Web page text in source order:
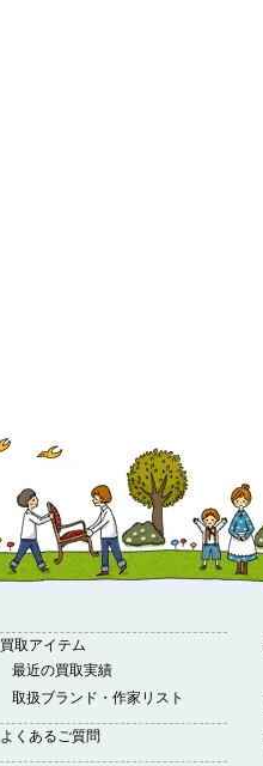
買取アイテム
最近の買取実績
取扱ブランド・作家リスト
よくあるご質問